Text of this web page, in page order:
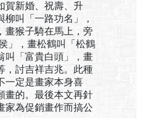
新婚、祝壽、升
叫「一路功名」，
畫猴子騎在馬上，旁
」，畫松鶴叫「松鶴
叫「富貴白頭」，畫
，討吉祥吉兆。此種
一定是畫家本身喜
畫的。最後本文再針
家為促銷畫作而搞公